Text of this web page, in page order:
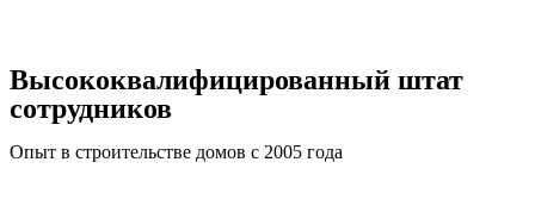
Высококвалифицированный штат
сотрудников
Опыт в строительстве домов с 2005 года